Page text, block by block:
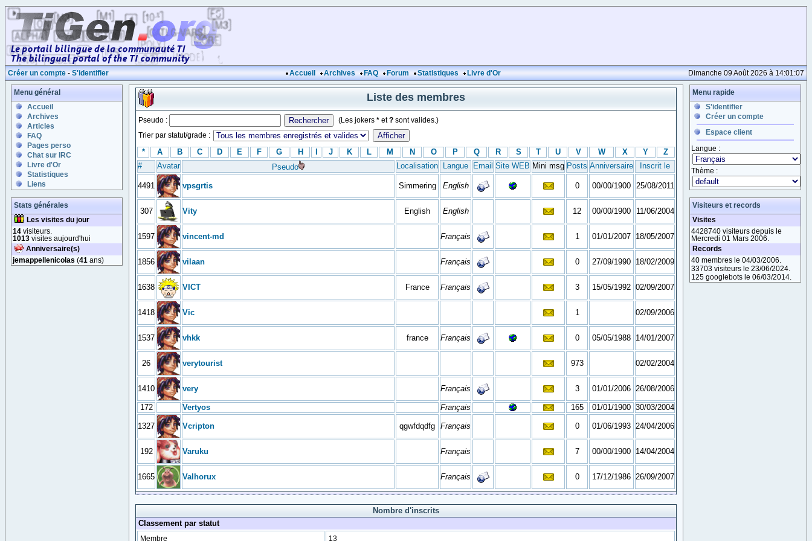
Créer un compte - S'identifier Accueil Archives FAQ Forum Statistiques Livre d'Or Dimanche 09 Août 2026 à 14:01:07
Menu général
Accueil
Archives
Articles
FAQ
Pages perso
Chat sur IRC
Livre d'Or
Statistiques
Liens
Stats générales
Les visites du jour
14 visiteurs.
1013 visites aujourd'hui
Anniversaire(s)
jemappellenicolas (41 ans)
Liste des membres
Pseudo : (Les jokers * et? sont valides.)
Trier par statut/grade :
* A B C D E F G H J K L M N O P Q R S T U V W X Y
Z
#
Avatar Pseudo Localisation Langue Email Site WEB Mini msg Posts Anniversaire Inscrit le
4491 vpsgrtis Simmering English 0 00/00/1900 25/08/2011
307 Vity English English 12 00/00/1900 11/06/2004
1597 vincent-md Français 1 01/01/2007 18/05/2007
1856 vilaan Français 0 27/09/1990 18/02/2009
1638 VICT France Français 3 15/05/1992 02/09/2007
1418 Vic 1 02/09/2006
1537 vhkk france Français 0 05/05/1988 14/01/2007
26 verytourist 973 02/02/2004
1410 very Français 3 01/01/2006 26/08/2006
172 Vertyos Français 165 01/01/1900 30/03/2004
1327 Vcripton qgwfdqdfg Français 0 01/06/1993 24/04/2006
192 Varuku Français 7 00/00/1900 14/04/2004
1665 Valhorux Français 0 17/12/1986 26/09/2007
Nombre d'inscrits
Classement par statut
Membre 13
Menu rapide
S'identifier
Créer un compte
Espace client
Langue :
Thème :
Visiteurs et records
Visites
4428740 visiteurs depuis le
Mercredi 01 Mars 2006.
Records
40 membres le 04/03/2006.
33703 visiteurs le 23/06/2024.
125 googlebots le 06/03/2014.